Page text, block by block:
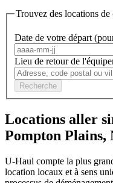
Trouvez des locations de
Date de votre départ
Lieu de retour de
Recherche
Locations aller
Pompton Plains,
U-Haul compte la plus
location locaux et à sens